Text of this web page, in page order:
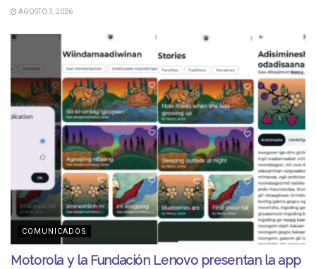
AGOSTO 3, 2026
COMUNICADOS
Motorola y la Fundación Lenovo presentan la app